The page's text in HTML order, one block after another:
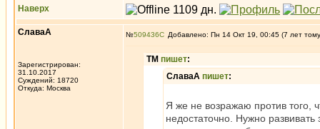
Наверх
СлаваА
Зарегистрирован:
31.10.2017
Суждений: 18720
Откуда: Москва
№509436 Добавлено: Пн 14 Окт 19, 00:45 (7 лет
ТМ пишет:
СлаваА пишет:
Я же не возражаю против того,
недостаточно. Нужно